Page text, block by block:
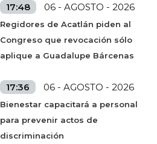
17:48 06 - AGOSTO - 2026
Regidores de Acatlán piden al
Congreso que revocación sólo
aplique a Guadalupe Bárcenas
17:36 06 - AGOSTO - 2026
Bienestar capacitará a personal
para prevenir actos de
discriminación